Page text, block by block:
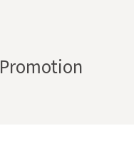
Promotion